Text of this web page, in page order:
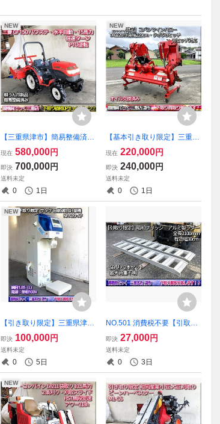
NEW
【三重県津市】簡易整備済み
三菱 トラクター GF150 パワ
ステ 倍速ターン PTO逆転な
ど 耕うん爪新品
現在 580,000円
即決 700,000円
送料未定
0 1日
NEW
【基本引き取り限定】三重県
津市 消費税不要 コバシ ツイ
ンハロー TXC220 オイル交
換済み 代かき 220cm Ｂヒッ
チ Ｗヒッチ対応 KOBASHI
現在 220,000円
即決 240,000円
送料未定
0 1日
NEW
【引き取り限定】三重県津市
白山 サタケ 選別計量機 NPA
20 AF 選別網1.85（L) 電源単
相100V
即決 100,000円
送料未定
0 5日
NO.501 消費税不要【引取り
限定】三重県津市 昭和ブリ
ッジ アルミブリッジ SB 全長
2100mm 有効幅 30cm 積載
荷重不明 ラダー 2.1ｍ 210c
即決 27,000円
送料未定
0 3日
NEW